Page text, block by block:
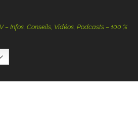
Infos, Conseils, Vidéos, Podcasts – 100 %